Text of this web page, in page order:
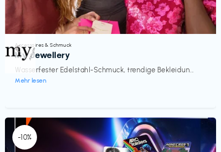
Accessoires & Schmuck
My Jewellery
Wasserfester Edelstahl-Schmuck, trendige Bekleidun...
Mehr lesen
€‎
-10%